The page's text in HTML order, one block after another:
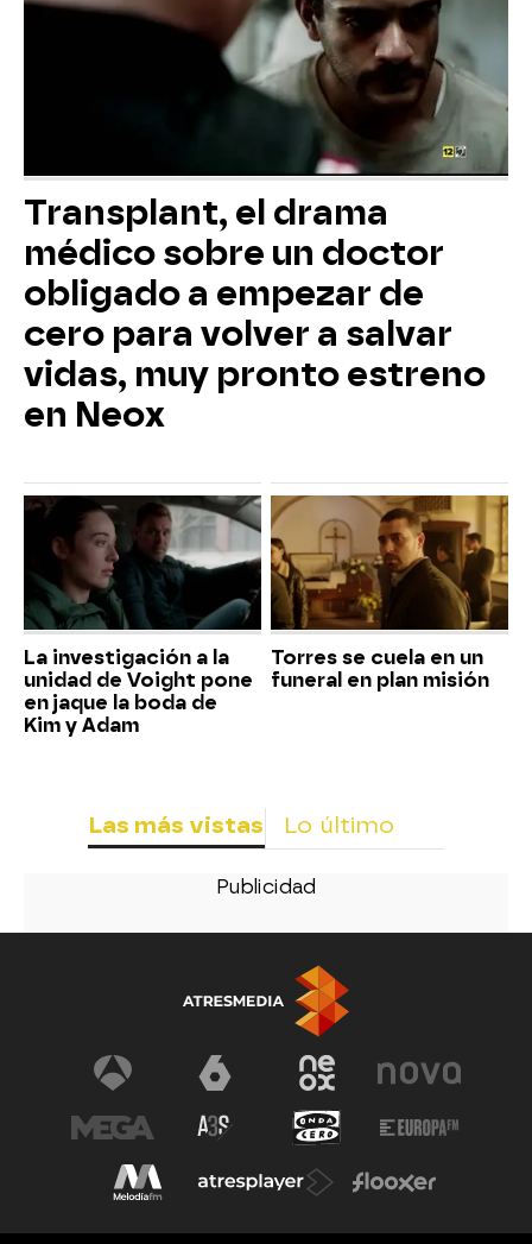
Transplant, el drama
médico sobre un doctor
obligado a empezar de
cero para volver a salvar
vidas, muy pronto estreno
en Neox
La investigación a la
unidad de Voight pone
en jaque la boda de
Kim y Adam
Torres se cuela en un
funeral en plan misión
Las más vistas Lo último